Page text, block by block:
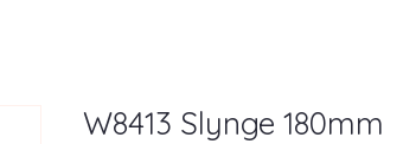
W8413 Slynge 180mm